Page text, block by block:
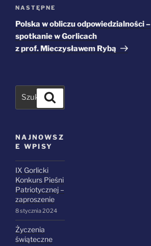
Następny
wpis
NASTĘPNE
Polska w obliczu odpowiedzialności –
spotkanie w Gorlicach
z prof. Mieczysławem Rybą
NAJNOWSZ
E WPISY
IX Gorlicki
Konkurs Pieśni
Patriotycznej –
zaproszenie
8 stycznia 2024
Życzenia
świąteczne